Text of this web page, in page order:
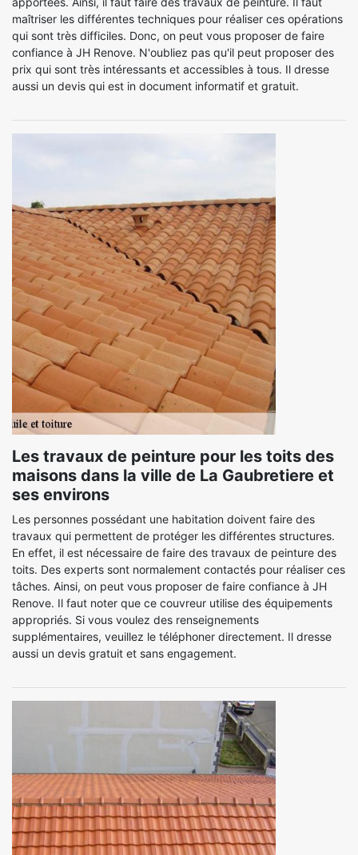
maîtriser les différentes techniques pour réaliser ces opérations
qui sont très difficiles. Donc, on peut vous proposer de faire
confiance à JH Renove. N'oubliez pas qu'il peut proposer des
prix qui sont très intéressants et accessibles à tous. Il dresse
aussi un devis qui est in document informatif et gratuit.
Les travaux de peinture pour les toits des
maisons dans la ville de La Gaubretiere et
ses environs
Les personnes possédant une habitation doivent faire des
travaux qui permettent de protéger les différentes structures.
En effet, il est nécessaire de faire des travaux de peinture des
toits. Des experts sont normalement contactés pour réaliser ces
tâches. Ainsi, on peut vous proposer de faire confiance à JH
Renove. Il faut noter que ce couvreur utilise des équipements
appropriés. Si vous voulez des renseignements
supplémentaires, veuillez le téléphoner directement. Il dresse
aussi un devis gratuit et sans engagement.